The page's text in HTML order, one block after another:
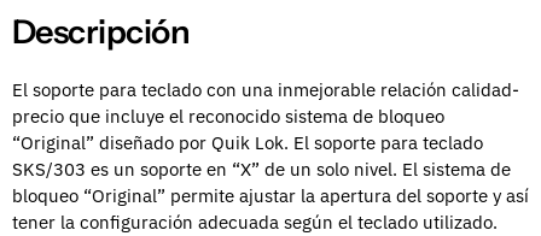
Descripción
El soporte para teclado con una inmejorable relación calidad-
precio que incluye el reconocido sistema de bloqueo
“Original” diseñado por Quik Lok. El soporte para teclado
SKS/303 es un soporte en “X” de un solo nivel. El sistema de
bloqueo “Original” permite ajustar la apertura del soporte y así
tener la configuración adecuada según el teclado utilizado.